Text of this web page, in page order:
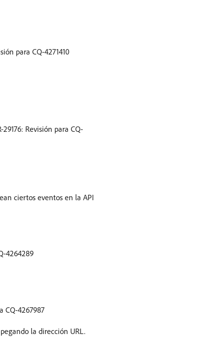
para CQ-4271410
Revisión para CQ-
ciertos eventos en la API
4264289
CQ-4267987
la dirección URL.